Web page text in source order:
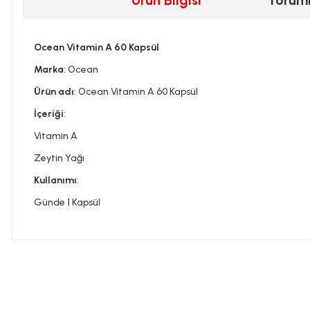
Ocean Vitamin A 60 Kapsül
Marka: Ocean
Ürün adı: Ocean Vitamin A 60 Kapsül
İçeriği:
Vitamin A
Zeytin Yağı
Kullanımı:
Günde 1 Kapsül